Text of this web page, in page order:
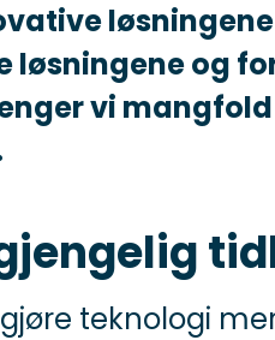
løsningene og
vi
teknologi